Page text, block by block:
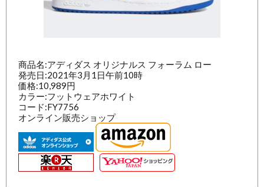
商品名:アディダス オリジナルス フォーラム ロー
発売日:2021年3月1日午前10時
価格:10,989円
カラー:フットウェアホワイト
コード:FY7756
オンライン販売ショップ